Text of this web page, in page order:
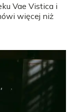
Vae Vistica i
więcej niż